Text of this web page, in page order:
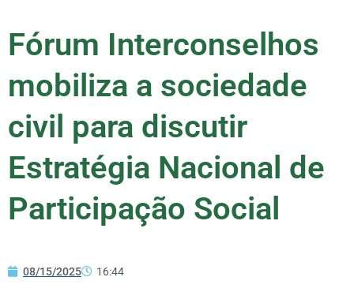
Fórum Interconselhos
mobiliza a sociedade
civil para discutir
Estratégia Nacional de
Participação Social
08/15/2025 16:44